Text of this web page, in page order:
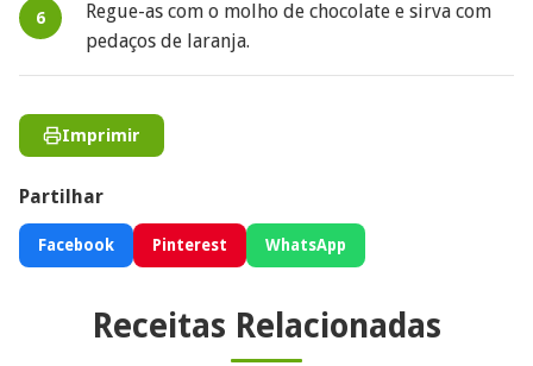
Regue-as com o molho de chocolate e sirva com
pedaços de laranja.
Imprimir
Partilhar
Facebook Pinterest WhatsApp
Receitas Relacionadas